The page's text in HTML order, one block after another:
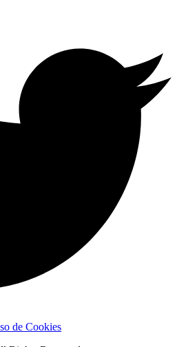
de Cookies